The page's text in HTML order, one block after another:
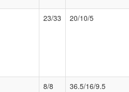
23/33 20/10/5
8/8 36.5/16/9.5